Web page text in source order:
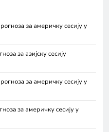
за америчку сесију у
за азијску сесију
за америчку сесију у
за америчку сесију у